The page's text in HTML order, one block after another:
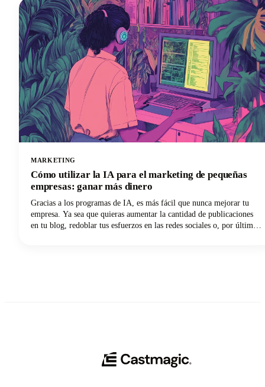
la participación de los espectadores. Desde principios psicológicos
que impulsan la retención hasta plantillas prácticas que puedes
implementar de inmediato, ¡aquí encontrarás todo lo que necesitas
para mejorar tu juego de introducción a YouTube!
MARKETING
Cómo utilizar la IA para el marketing de pequeñas
empresas: ganar más dinero
Gracias a los programas de IA, es más fácil que nunca mejorar tu
empresa. Ya sea que quieras aumentar la cantidad de publicaciones
en tu blog, redoblar tus esfuerzos en las redes sociales o, por último,